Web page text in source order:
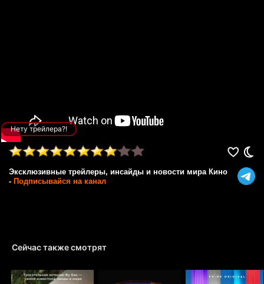
Нету трейлера?!
Эксклюзивные трейлеры, инсайды и новости мира Кино
- Подписывайся на канал
Сейчас также смотрят